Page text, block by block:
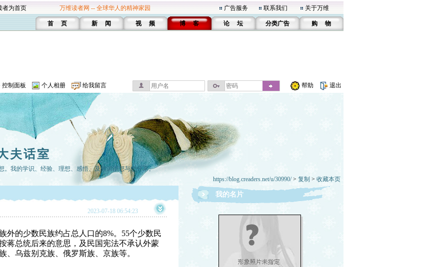
者为首页 万维读者网 -- 全球华人的精神家园 广告服务 联系我们 关于万维
首 页 新 闻 视 频 博 客 论 坛 分类广告 购 物
控制面板 个人相册 给我留言 帮助 退出
夫话室
。我的学识、经验、理想、感悟、及教训很想与您分享。
https://blog.creaders.net/u/30990/> 复制 > 收藏本页
2023-07-18 06:54:23
外的少数民族约占总人口的8%。55个少数民
蒋总统后来的意思，及民国宪法不承认外蒙
、乌兹别克族、俄罗斯族、京族等。
我的名片